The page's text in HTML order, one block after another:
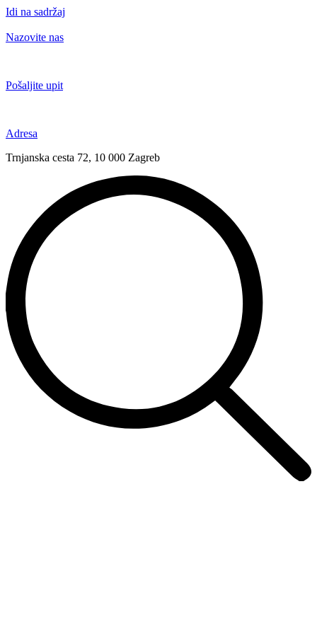
Idi na sadržaj
Nazovite nas
Pošaljite upit
Adresa
Trnjanska cesta 72, 10 000 Zagreb